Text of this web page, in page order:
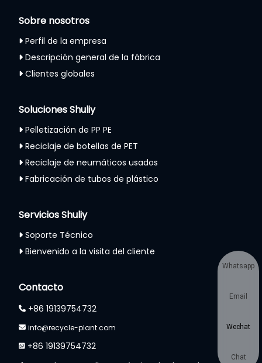
Sobre nosotros
Perfil de la empresa
Descripción general de la fábrica
Clientes globales
Soluciones Shuliy
Pelletización de PP PE
Reciclaje de botellas de PET
Reciclaje de neumáticos usados
Fabricación de tubos de plástico
Servicios Shuliy
Soporte Técnico
Bienvenido a la visita del cliente
Contacto
+86 19139754732
info@recycle-plant.com
+86 19139754732
Whatsapp
Email
Wechat
Chat